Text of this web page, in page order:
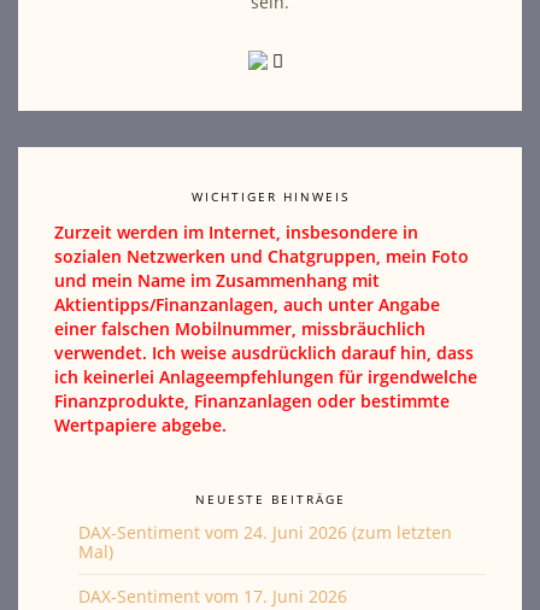
WICHTIGER HINWEIS
Zurzeit werden im Internet, insbesondere in
sozialen Netzwerken und Chatgruppen, mein Foto
und mein Name im Zusammenhang mit
Aktientipps/Finanzanlagen, auch unter Angabe
einer falschen Mobilnummer, missbräuchlich
verwendet. Ich weise ausdrücklich darauf hin, dass
ich keinerlei Anlageempfehlungen für irgendwelche
Finanzprodukte, Finanzanlagen oder bestimmte
Wertpapiere abgebe.
NEUESTE BEITRÄGE
DAX-Sentiment vom 24. Juni 2026 (zum letzten
Mal)
DAX-Sentiment vom 17. Juni 2026